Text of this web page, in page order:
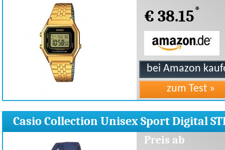
€ 38.15*
Casio Collection Unisex Sport Digital
300C-2VER
Preis ab